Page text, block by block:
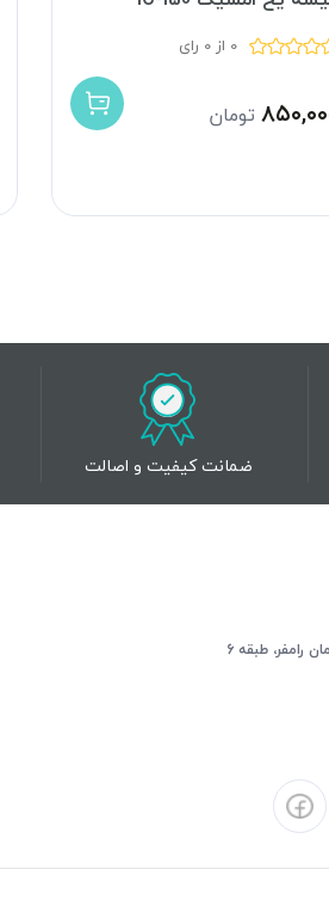
0 از 0 رای
تومان
ضمانت کیفیت و اصالت
رامفر، طبقه 6